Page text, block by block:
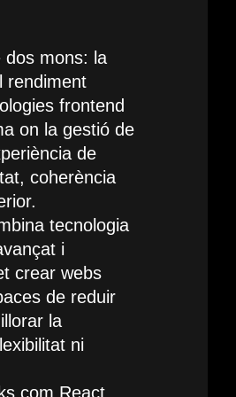
dos mons: la
rendiment
frontend
on la gestió de
de
coherència
tecnologia
i
crear webs
de reduir
la
ni
com React,